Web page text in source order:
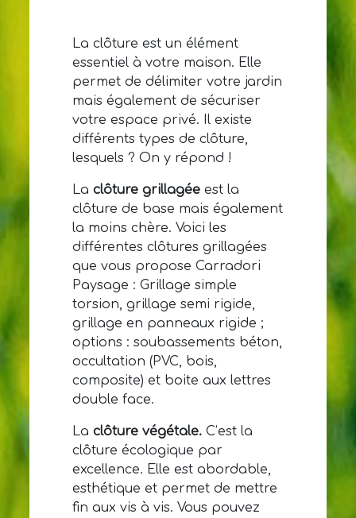
La clôture est un élément
essentiel à votre maison. Elle
permet de délimiter votre jardin
mais également de sécuriser
votre espace privé. Il existe
différents types de clôture,
lesquels ? On y répond !
Laclôture grillagée est la
clôture de base mais également
la moins chère. Voici les
différentes clôtures grillagées
que vous propose Carradori
Paysage : Grillage simple
torsion, grillage semi rigide,
grillage en panneaux rigide ;
options : soubassements béton,
occultation (PVC, bois,
composite) et boite aux lettres
double face.
Laclôture végétale.C’est la
clôture écologique par
excellence. Elle est abordable,
esthétique et permet de mettre
fin aux vis à vis. Vous pouvez